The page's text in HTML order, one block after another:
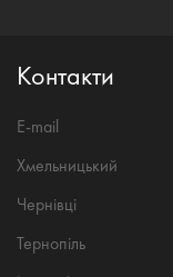
Контакти
E-mail
Хмельницький
Чернівці
Тернопіль